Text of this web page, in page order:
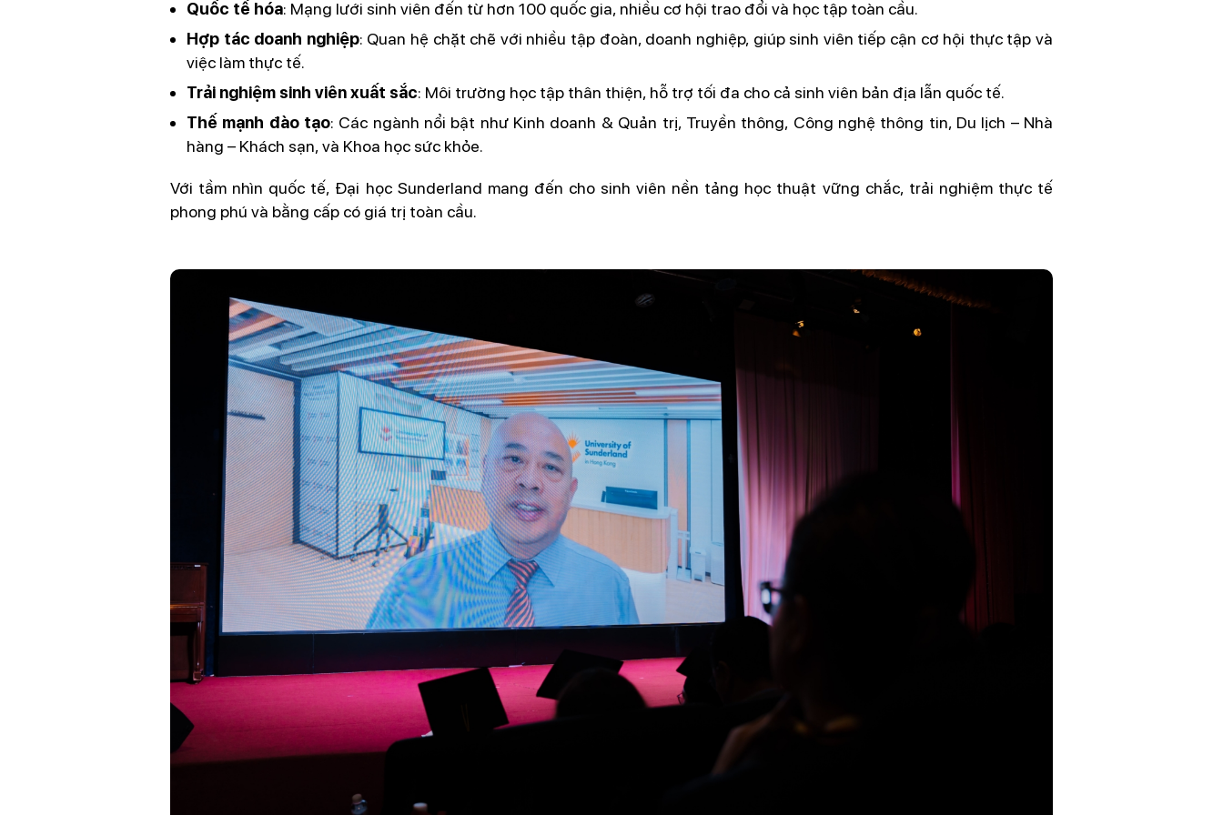
Quốc tế hóa: Mạng lưới sinh viên đến từ hơn 100 quốc gia, nhiều cơ hội trao đổi và học tập toàn cầu.
Hợp tác doanh nghiệp: Quan hệ chặt chẽ với nhiều tập đoàn, doanh nghiệp, giúp sinh viên tiếp cận cơ hội thực tập và
việc làm thực tế.
Trải nghiệm sinh viên xuất sắc: Môi trường học tập thân thiện, hỗ trợ tối đa cho cả sinh viên bản địa lẫn quốc tế.
Thế mạnh đào tạo: Các ngành nổi bật như Kinh doanh & Quản trị, Truyền thông, Công nghệ thông tin, Du lịch – Nhà
hàng – Khách sạn, và Khoa học sức khỏe.
Với tầm nhìn quốc tế, Đại học Sunderland mang đến cho sinh viên nền tảng học thuật vững chắc, trải nghiệm thực tế
phong phú và bằng cấp có giá trị toàn cầu.